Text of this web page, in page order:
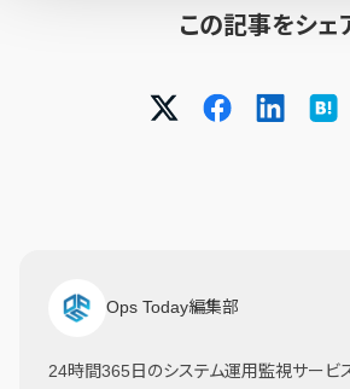
この記事をシェ
Ops Today編集部
24時間365日のシステム運用監視サービ